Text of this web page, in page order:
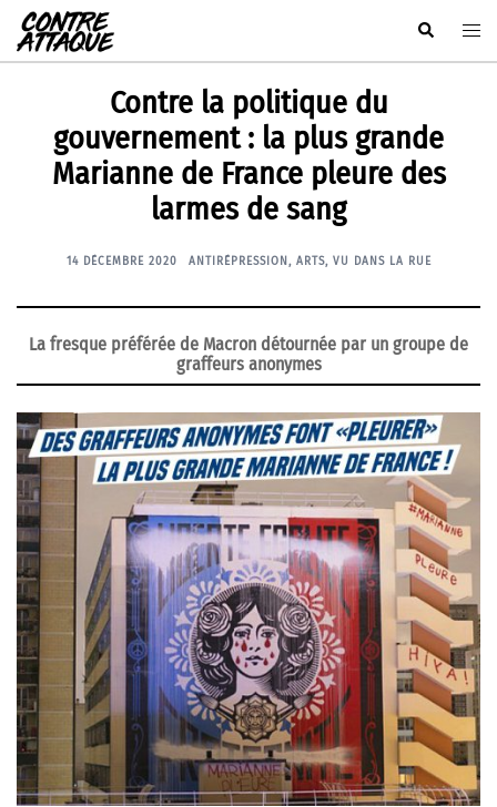
Aller
au
contenu
Rechercher
Contre la politique du
gouvernement : la plus grande
Marianne de France pleure des
larmes de sang
14 DÉCEMBRE 2020 ANTIRÉPRESSION , ARTS, VU DANS LA RUE
La fresque préférée de Macron détournée par un groupe de
graffeurs anonymes